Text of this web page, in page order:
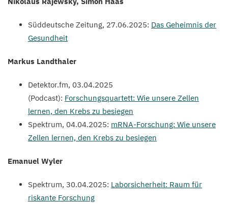
Süddeutsche Zeitung, 27.06.2025: Das Geheimnis der
Gesundheit
Markus Landthaler
Detek​tor​.fm, 03.04.2025
(Podcast): Forschungsquartett: Wie unsere Zellen
lernen, den Krebs zu besiegen
Spektrum, 04.04.2025: mRNA-Forschung: Wie unsere
Zellen lernen, den Krebs zu besiegen
Emanuel Wyler
Spektrum, 30.04.2025: Laborsicherheit: Raum für
riskante Forschung